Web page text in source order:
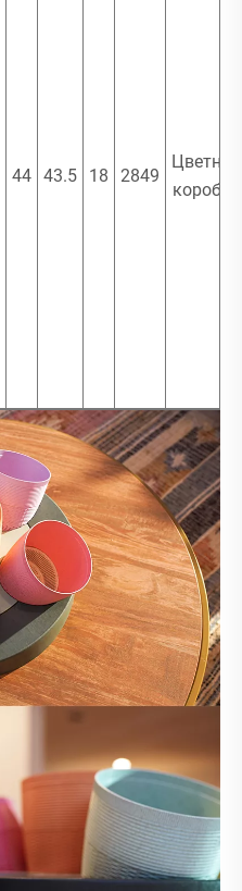
44 43.5 18 2849
Цветная
коробка